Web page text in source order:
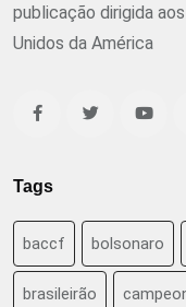
publicação dirigida
Unidos da América
Tags
baccf bolsonaro
brasileirão